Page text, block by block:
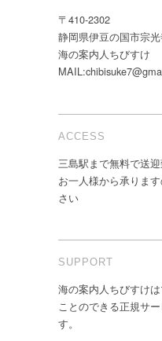
〒410-2302
静岡県伊豆の国市宗
海の案内人ちびすけ
ACCESS
三島駅まで無料で送
お一人様から承りま
さい
SUPPORT
海の案内人ちびすけ
ことのできる正規サ
す。